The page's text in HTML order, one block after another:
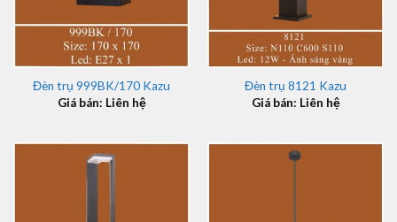
Đèn trụ 999BK/170 Kazu
Giá bán: Liên hệ
Đèn trụ 8121 Kazu
Giá bán: Liên hệ